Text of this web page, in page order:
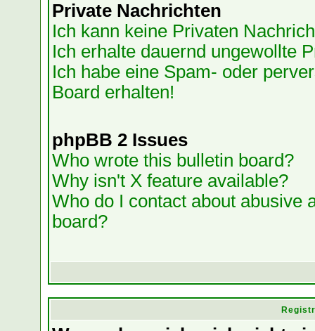
Private Nachrichten
Ich kann keine Privaten
Ich erhalte dauernd ungewollte
Ich habe eine Spam- oder
Board erhalten!
phpBB 2 Issues
Who wrote this bulletin board?
Why isn't X feature available?
Who do I contact about abusive
board?